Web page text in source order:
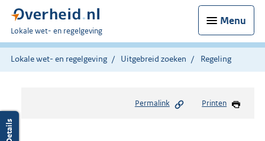
Menu
U
bent
hier:
Lokale wet- en regelgeving
Lokale wet- en regelgeving Uitgebreid zoeken Regeling
Permalink Printen